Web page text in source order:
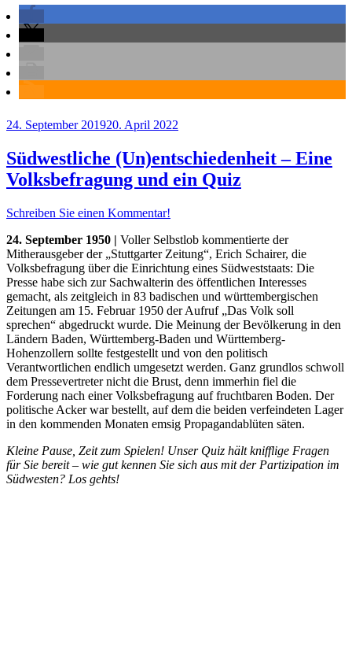
Veröffentlicht
24. September 201920. April 2022
Südwestliche (Un)entschiedenheit – Eine
Volksbefragung und ein Quiz
Schreiben Sie einen Kommentar!
24. September 1950 | Voller Selbstlob kommentierte der
Mitherausgeber der „Stuttgarter Zeitung“, Erich Schairer, die
Volksbefragung über die Einrichtung eines Südweststaats: Die
Presse habe sich zur Sachwalterin des öffentlichen Interesses
gemacht, als zeitgleich in 83 badischen und württembergischen
Zeitungen am 15. Februar 1950 der Aufruf „Das Volk soll
sprechen“ abgedruckt wurde. Die Meinung der Bevölkerung in den
Ländern Baden, Württemberg-Baden und Württemberg-
Hohenzollern sollte festgestellt und von den politisch
Verantwortlichen endlich umgesetzt werden. Ganz grundlos schwoll
dem Pressevertreter nicht die Brust, denn immerhin fiel die
Forderung nach einer Volksbefragung auf fruchtbaren Boden. Der
politische Acker war bestellt, auf dem die beiden verfeindeten Lager
in den kommenden Monaten emsig Propagandablüten säten.
Kleine Pause, Zeit zum Spielen! Unser Quiz hält knifflige Fragen
für Sie bereit – wie gut kennen Sie sich aus mit der Partizipation im
Südwesten? Los gehts!